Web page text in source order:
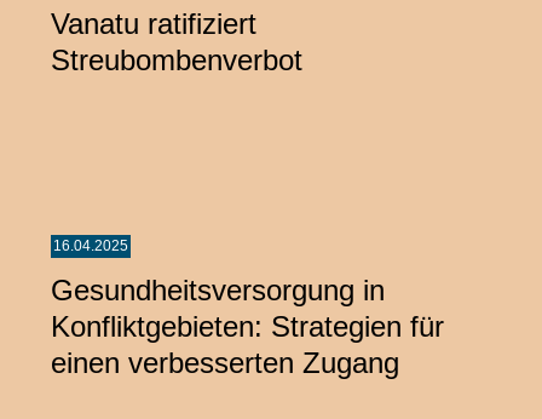
Vanatu ratifiziert
Streubombenverbot
16.04.2025
Gesundheitsversorgung in
Konfliktgebieten: Strategien für
einen verbesserten Zugang